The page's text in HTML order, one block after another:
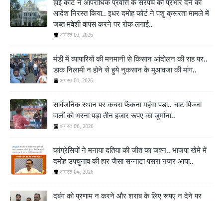
हाई कोर्ट ने आपराधिक प्रवत्ति के सरपंच को प्रभार देने का
आदेश निरस्त किया.. इधर दमोह कोर्ट ने पशु क्रूरता मामले में
जब्त मवेशी वापस करने पर रोक लगाई..
अगस्त 03, 2026
मंडी में व्यापारियों की मनमानी से किसान आंदोलन की राह पर..
डाक निलामी न होने से हुये नुकसान के मुआवजा की मांग..
अगस्त 01, 2026
सार्वजनिक स्थान पर कचरा फेंकना महंगा पड़ा.. चाट पिज्जा
वालों को भरना पड़ा तीन हजार रूपए का जुर्माना..
अगस्त 06, 2026
कांग्रेसियों ने मनाया दतिया की जीत का जश्न.. भाजपा खेमे में
दमोह उपचुनाव की हार जैसा सन्नाटा पसरा नजर आया..
अगस्त 04, 2026
दबंग को प्रणाम न करने और शराब के लिए रूपए न देने पर